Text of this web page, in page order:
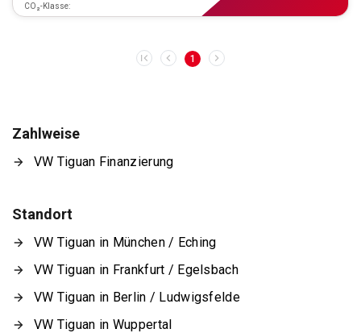
CO₂-Klasse:
1
Zahlweise
VW Tiguan Finanzierung
Standort
VW Tiguan in München / Eching
VW Tiguan in Frankfurt / Egelsbach
VW Tiguan in Berlin / Ludwigsfelde
VW Tiguan in Wuppertal